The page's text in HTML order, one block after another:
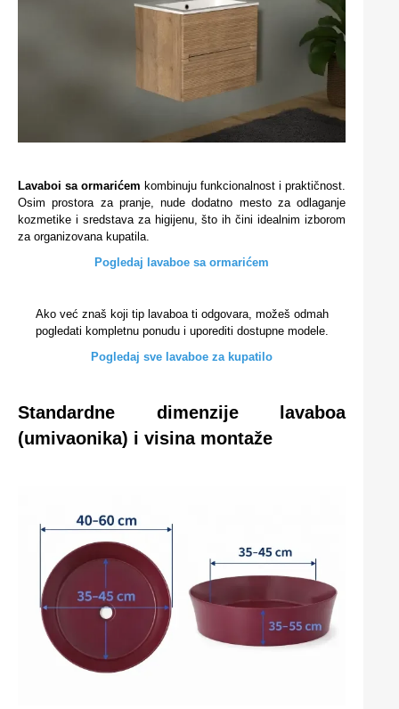
Lavaboi sa ormarićem kombinuju funkcionalnost i praktičnost.
Osim prostora za pranje, nude dodatno mesto za odlaganje
kozmetike i sredstava za higijenu, što ih čini idealnim izborom
za organizovana kupatila.
Pogledaj lavaboe sa ormarićem
Ako već znaš koji tip lavaboa ti odgovara, možeš odmah
pogledati kompletnu ponudu i uporediti dostupne modele.
Pogledaj sve lavaboe za kupatilo
Standardne dimenzije lavaboa
(umivaonika) i visina montaže